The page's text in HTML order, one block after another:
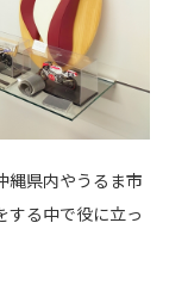
縄県内やうるま市
する中で役に立っ